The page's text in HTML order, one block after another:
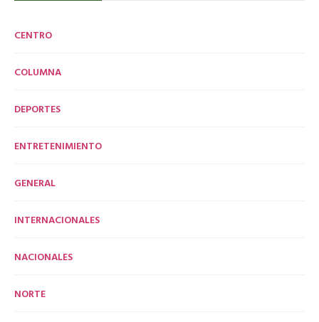
CENTRO
COLUMNA
DEPORTES
ENTRETENIMIENTO
GENERAL
INTERNACIONALES
NACIONALES
NORTE